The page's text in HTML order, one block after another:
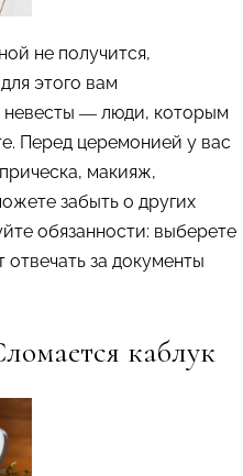
не получится,
этого вам
невесты — люди, которым
Перед церемонией у вас
макияж,
забыть о других
обязанности: выберете
за документы
каблук